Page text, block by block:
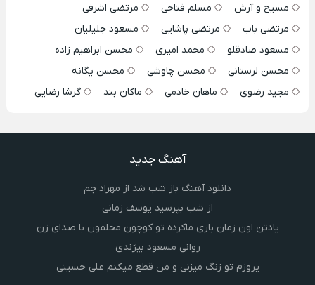
مسیح و آرش
مسلم فتاحی
مرتضی اشرفی
مرتضی باب
مرتضی پاشایی
مسعود جلیلیان
مسعود صادقلو
محمد امیری
محسن ابراهیم زاده
محسن لرستانی
محسن چاوشی
محسن یگانه
مجید رضوی
ماهان خادمی ماکان بند گرشا رضایی
آهنگ جدید
دانلود آهنگ باز شب شد از مهراد جم
از شب بپرسید یوسف زمانی
یادتن اون زمان بازی ماکرده تو کوچون محلمون با صدای زن
روانی مسعود بیژندی
یروزم تو زنگ میزنی و من قطع میکنم علی حسینی